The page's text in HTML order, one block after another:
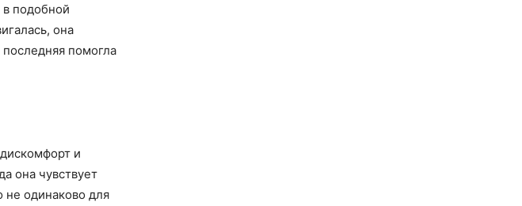
подобной
она
помогла
и
она чувствует
одинаково для